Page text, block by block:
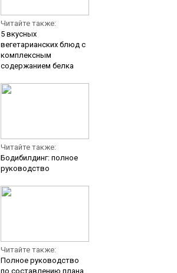
Читайте также:
5 вкусных
вегетарианских блюд с
комплексным
содержанием белка
Читайте также:
Бодибилдинг: полное
руководство
Читайте также:
Полное руководство
по составлению плана